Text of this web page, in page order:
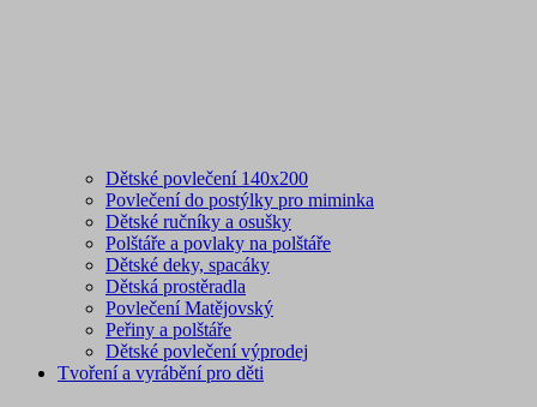
Dětské povlečení 140x200
Povlečení do postýlky pro miminka
Dětské ručníky a osušky
Polštáře a povlaky na polštáře
Dětské deky, spacáky
Dětská prostěradla
Povlečení Matějovský
Peřiny a polštáře
Dětské povlečení výprodej
Tvoření a vyrábění pro děti